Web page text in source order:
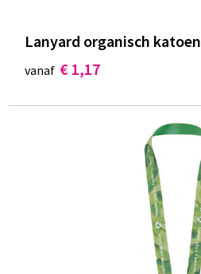
Lanyard organisch katoen
vanaf € 1,17